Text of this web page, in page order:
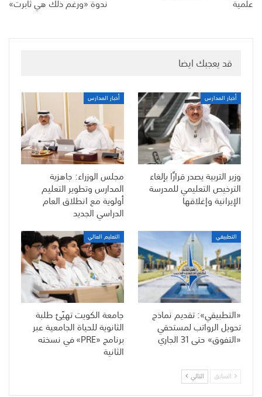
علمية ندوة «ورغم ذلك هي ثابرت»
قد يعجبك ايضا
أخبار المدارس
وزير التربية يصدر قرارًا بإلغاء
الترخيص التعليمي للمدرسة
الإيرانية وإغلاقها
أخبار المدارس
مجلس الوزراء: جاهزية
المدارس وتطوير التعليم
أولوية مع انطلاق العام
الدراسي الجديد
التطبيقي
«التطبيقي»: تقديم نماذج
تحويل الرواتب لمستحقي
«التفوق» حتى 31 الجاري
التعليم العالي
جامعة الكويت تهيّئ طلبة
الثانوية للحياة الجامعية عبر
برنامج «PRE» في نسخته
الثانية
السابق التالي